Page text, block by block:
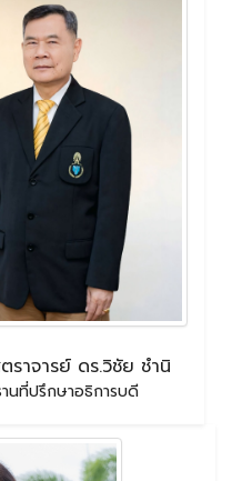
ราจารย์ ดร.วิชัย ชำนิ
านที่ปรึกษาอธิการบดี